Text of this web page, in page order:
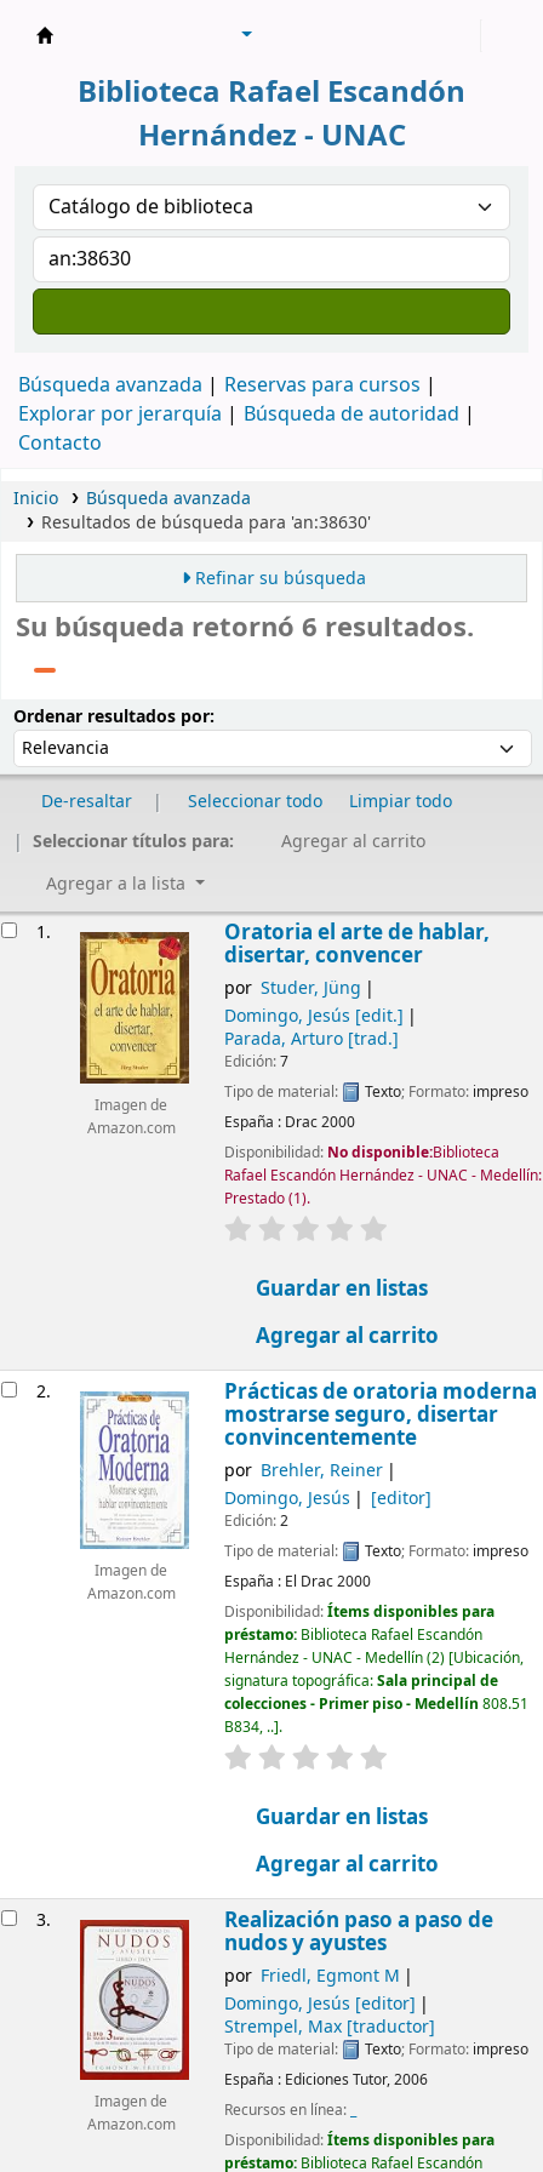
Biblioteca Rafael Escandón
Hernández - UNAC
Búsqueda avanzada
Reservas para cursos
Explorar por jerarquía
Búsqueda de autoridad
Contacto
Inicio
Búsqueda avanzada
Resultados de búsqueda para 'an:38630'
Refinar su búsqueda
Su búsqueda retornó 6 resultados.
Ordenar resultados por:
De-resaltar Seleccionar todo
Limpiar todo
Seleccionar títulos para:
Agregar al carrito
Agregar a la lista
1.
Imagen de
Amazon.com
Oratoria el arte de hablar,
disertar, convencer
por Studer, Jüng
Domingo, Jesús [edit.]
Parada, Arturo[trad.]
Edición:7
Tipo de material:
Texto; Formato: impreso
España : Drac2000
Disponibilidad: No disponible:Biblioteca
Rafael Escandón Hernández - UNAC - Medellín:
Prestado(1).
valoración
Guardar en listas
Agregar al carrito
2.
Imagen de
Amazon.com
Prácticas de oratoria moderna
mostrarse seguro, disertar
convincentemente
por Brehler, Reiner
Domingo, Jesús
[editor]
Edición:2
Tipo de material:
Texto; Formato: impreso
España : El Drac2000
Disponibilidad:Ítems disponibles para
préstamo: Biblioteca Rafael Escandón
Hernández - UNAC - Medellín(2) Ubicación,
signatura topográfica:Sala principal de
colecciones - Primer piso - Medellín 808.51
B834, .. .
valoración
Guardar en listas
Agregar al carrito
3.
Imagen de
Amazon.com
Realización paso a paso de
nudos y ayustes
por Friedl, Egmont M
Domingo, Jesús [editor]
Strempel, Max[traductor]
Tipo de material: Texto; Formato: impreso
España : Ediciones Tutor,2006
Recursos en línea:
Disponibilidad:Ítems disponibles para
préstamo: Biblioteca Rafael Escandón